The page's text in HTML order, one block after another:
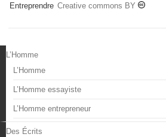
Entreprendre Creative commons BY
L’Homme
L’Homme
L’Homme essayiste
L’Homme entrepreneur
Des Écrits